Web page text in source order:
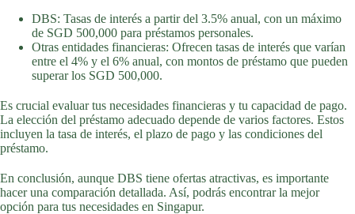
DBS: Tasas de interés a partir del 3.5% anual, con un máximo
de SGD 500,000 para préstamos personales.
Otras entidades financieras: Ofrecen tasas de interés que varían
entre el 4% y el 6% anual, con montos de préstamo que pueden
superar los SGD 500,000.
Es crucial evaluar tus necesidades financieras y tu capacidad de pago.
La elección del préstamo adecuado depende de varios factores. Estos
incluyen la tasa de interés, el plazo de pago y las condiciones del
préstamo.
En conclusión, aunque DBS tiene ofertas atractivas, es importante
hacer una comparación detallada. Así, podrás encontrar la mejor
opción para tus necesidades en Singapur.